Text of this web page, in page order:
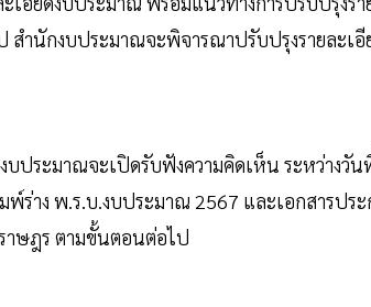
ำนักงบประมาณจะพิจารณาปรับปรุงรายละเ
ประมาณจะเปิดรับฟังความคิดเห็น ระหว่างวั
ร่าง พ.ร.บ.งบประมาณ 2567 และเอกสารป
ษฎร ตามขั้นตอนต่อไป